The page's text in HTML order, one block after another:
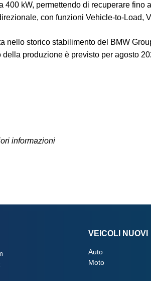
400 kW, permettendo di recuperare fino
con funzioni Vehicle-to-Load,
nello storico stabilimento del BMW
della produzione è previsto per agosto
informazioni
VEICOLI NUOVI
Auto
Moto